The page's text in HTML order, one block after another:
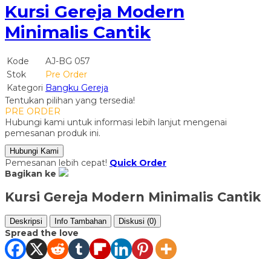
Kursi Gereja Modern
Minimalis Cantik
Kode
AJ-BG 057
Stok
Pre Order
Kategori Bangku Gereja
Tentukan pilihan yang tersedia!
PRE ORDER
Hubungi kami untuk informasi lebih lanjut mengenai
pemesanan produk ini.
Hubungi Kami
Pemesanan lebih cepat! Quick Order
Bagikan ke
Kursi Gereja Modern Minimalis Cantik
Deskripsi Info Tambahan Diskusi (0)
Spread the love